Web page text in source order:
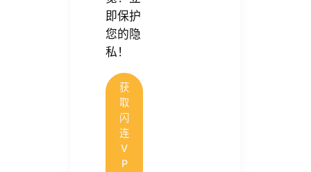
即保护
您的隐
私！
获
取
闪
连
V
P